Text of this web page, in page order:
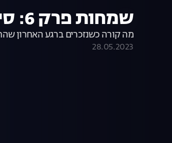
שמחות פרק 6: סי או איי אל
מה קורה כשנזכרים ברגע האחרון
28.05.2023